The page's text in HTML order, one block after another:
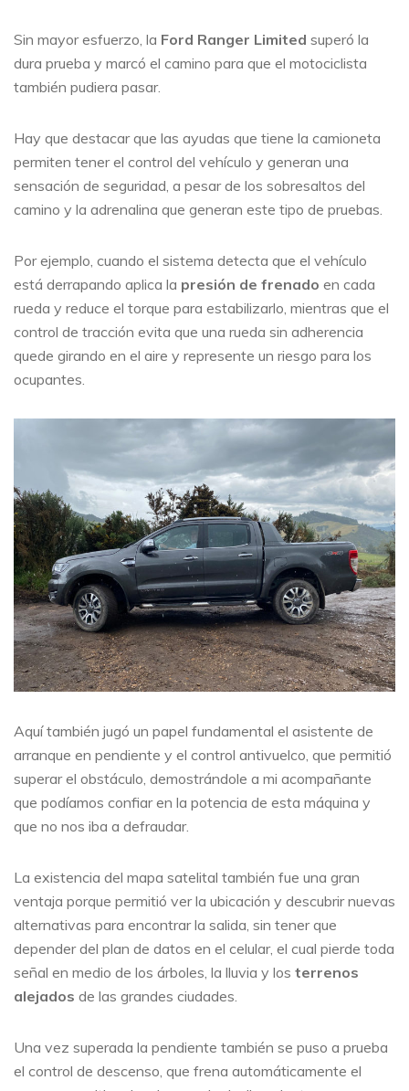
Sin mayor esfuerzo, la Ford Ranger Limited superó la
dura prueba y marcó el camino para que el motociclista
también pudiera pasar.
Hay que destacar que las ayudas que tiene la camioneta
permiten tener el control del vehículo y generan una
sensación de seguridad, a pesar de los sobresaltos del
camino y la adrenalina que generan este tipo de pruebas.
Por ejemplo, cuando el sistema detecta que el vehículo
está derrapando aplica la presión de frenado en cada
rueda y reduce el torque para estabilizarlo, mientras que el
control de tracción evita que una rueda sin adherencia
quede girando en el aire y represente un riesgo para los
ocupantes.
Aquí también jugó un papel fundamental el asistente de
arranque en pendiente y el control antivuelco, que permitió
superar el obstáculo, demostrándole a mi acompañante
que podíamos confiar en la potencia de esta máquina y
que no nos iba a defraudar.
La existencia del mapa satelital también fue una gran
ventaja porque permitió ver la ubicación y descubrir nuevas
alternativas para encontrar la salida, sin tener que
depender del plan de datos en el celular, el cual pierde toda
señal en medio de los árboles, la lluvia y los terrenos
alejados de las grandes ciudades.
Una vez superada la pendiente también se puso a prueba
el control de descenso, que frena automáticamente el